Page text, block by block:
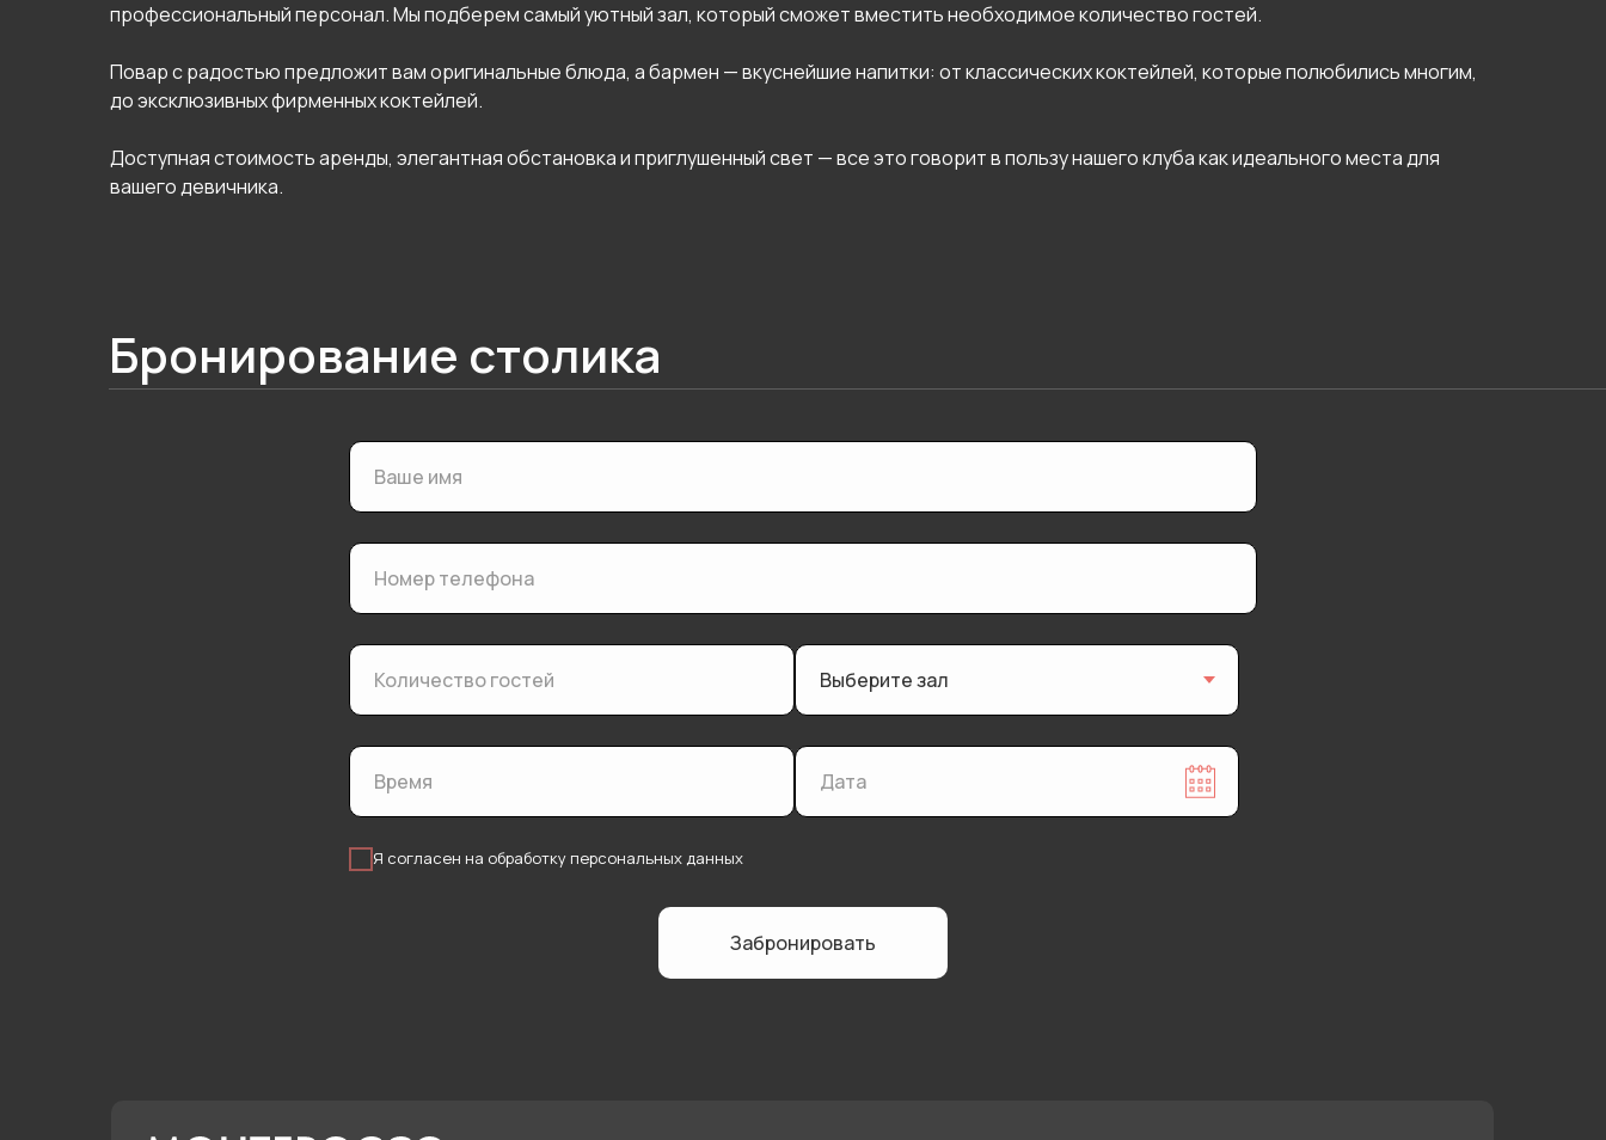
профессиональный персонал. Мы подберем самый уютный зал, который сможет вместить необходимое количество гостей.
Повар с радостью предложит вам оригинальные блюда, а бармен — вкуснейшие напитки: от классических коктейлей, которые полюбились многим,
до эксклюзивных фирменных коктейлей.
Доступная стоимость аренды, элегантная обстановка и приглушенный свет — все это говорит в пользу нашего клуба как идеального места для
вашего девичника.
Бронирование столика
Я согласен на обработку персональных данных
Забронировать